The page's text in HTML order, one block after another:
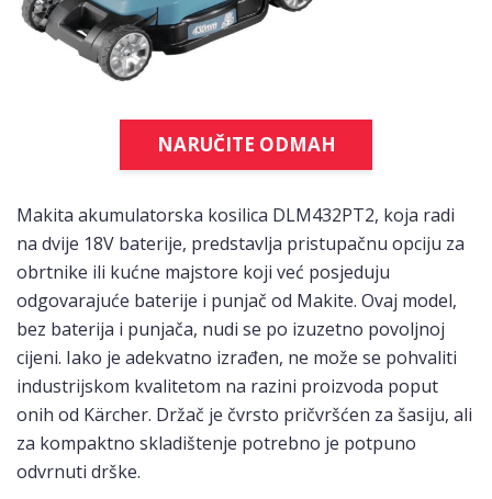
NARUČITE ODMAH
Makita akumulatorska kosilica DLM432PT2, koja radi
na dvije 18V baterije, predstavlja pristupačnu opciju za
obrtnike ili kućne majstore koji već posjeduju
odgovarajuće baterije i punjač od Makite. Ovaj model,
bez baterija i punjača, nudi se po izuzetno povoljnoj
cijeni. Iako je adekvatno izrađen, ne može se pohvaliti
industrijskom kvalitetom na razini proizvoda poput
onih od Kärcher. Držač je čvrsto pričvršćen za šasiju, ali
za kompaktno skladištenje potrebno je potpuno
odvrnuti drške.